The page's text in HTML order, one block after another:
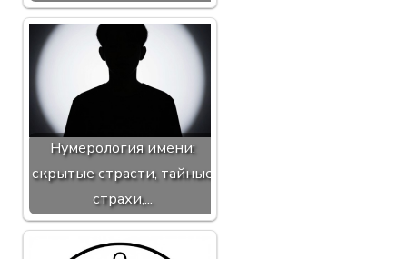
Нумерология имени:
скрытые страсти, тайные
страхи,...